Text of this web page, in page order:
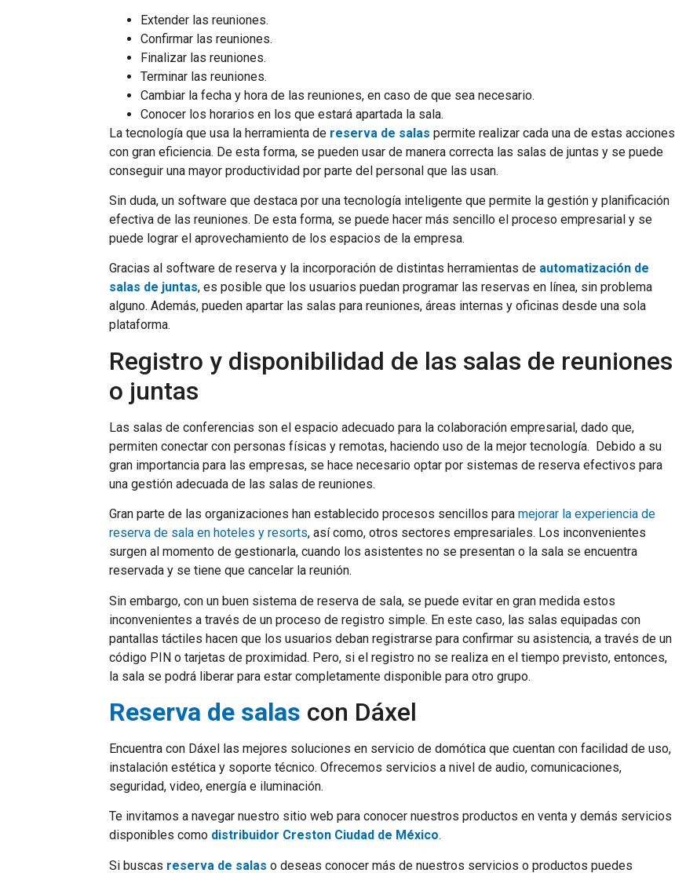
Extender las reuniones.
Confirmar las reuniones.
Finalizar las reuniones.
Terminar las reuniones.
Cambiar la fecha y hora de las reuniones, en caso de que sea necesario.
Conocer los horarios en los que estará apartada la sala.
La tecnología que usa la herramienta de reserva de salas permite realizar cada una de estas acciones
con gran eficiencia. De esta forma, se pueden usar de manera correcta las salas de juntas y se puede
conseguir una mayor productividad por parte del personal que las usan.
Sin duda, un software que destaca por una tecnología inteligente que permite la gestión y planificación
efectiva de las reuniones. De esta forma, se puede hacer más sencillo el proceso empresarial y se
puede lograr el aprovechamiento de los espacios de la empresa.
Gracias al software de reserva y la incorporación de distintas herramientas de automatización de
salas de juntas, es posible que los usuarios puedan programar las reservas en línea, sin problema
alguno. Además, pueden apartar las salas para reuniones, áreas internas y oficinas desde una sola
plataforma.
Registro y disponibilidad de las salas de reuniones
o juntas
Las salas de conferencias son el espacio adecuado para la colaboración empresarial, dado que,
permiten conectar con personas físicas y remotas, haciendo uso de la mejor tecnología. Debido a su
gran importancia para las empresas, se hace necesario optar por sistemas de reserva efectivos para
una gestión adecuada de las salas de reuniones.
Gran parte de las organizaciones han establecido procesos sencillos para mejorar la experiencia de
reserva de sala en hoteles y resorts, así como, otros sectores empresariales. Los inconvenientes
surgen al momento de gestionarla, cuando los asistentes no se presentan o la sala se encuentra
reservada y se tiene que cancelar la reunión.
Sin embargo, con un buen sistema de reserva de sala, se puede evitar en gran medida estos
inconvenientes a través de un proceso de registro simple. En este caso, las salas equipadas con
pantallas táctiles hacen que los usuarios deban registrarse para confirmar su asistencia, a través de un
código PIN o tarjetas de proximidad. Pero, si el registro no se realiza en el tiempo previsto, entonces,
la sala se podrá liberar para estar completamente disponible para otro grupo.
Reserva de salas con Dáxel
Encuentra con Dáxel las mejores soluciones en servicio de domótica que cuentan con facilidad de uso,
instalación estética y soporte técnico. Ofrecemos servicios a nivel de audio, comunicaciones,
seguridad, video, energía e iluminación.
Te invitamos a navegar nuestro sitio web para conocer nuestros productos en venta y demás servicios
disponibles como distribuidor Creston Ciudad de México.
Si buscas reserva de salas o deseas conocer más de nuestros servicios o productos puedes